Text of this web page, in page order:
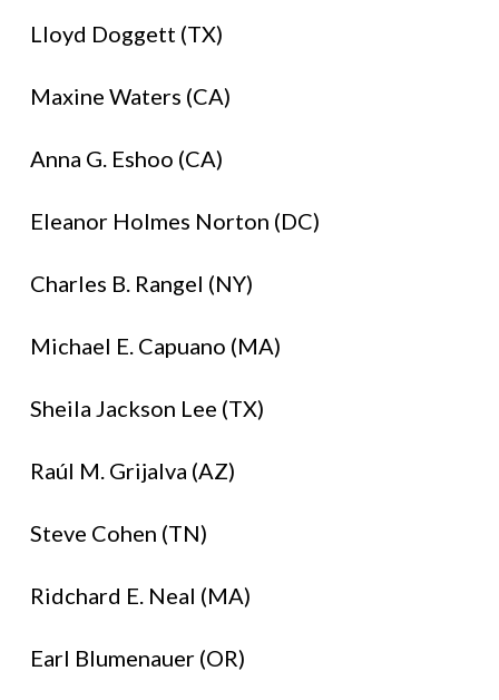
Lloyd Doggett (TX)
Maxine Waters (CA)
Anna G. Eshoo (CA)
Eleanor Holmes Norton (DC)
Charles B. Rangel (NY)
Michael E. Capuano (MA)
Sheila Jackson Lee (TX)
Raúl M. Grijalva (AZ)
Steve Cohen (TN)
Ridchard E. Neal (MA)
Earl Blumenauer (OR)